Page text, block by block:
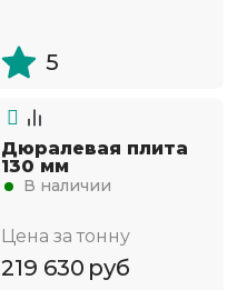
5
Дюралевая плита
130 мм
В наличии
Цена за тонну
219 630 руб